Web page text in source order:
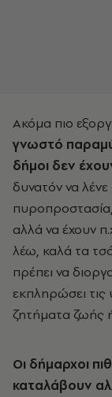
Ακόμα πιο
γνωστό
δήμοι δεν
δυνατόν να
αλλά να έχουν
λέω, καλά τα
πρέπει να
εκπληρώσει τις
ζητήματα ζωής
Οι δήμαρχοι
καταλάβουν